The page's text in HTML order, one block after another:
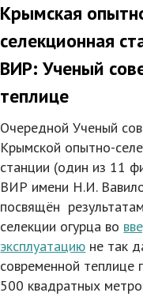
Крымская
селекционная
ВИР: Ученый
теплице
Очередной Ученый
Крымской опытно-
станции (один из 11
ВИР имени Н.И.
посвящён
селекции огурца во
эксплуатацию не так
современной
500 квадратных